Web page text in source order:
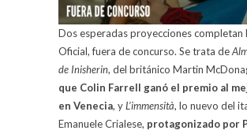
Dos esperadas proyecciones completan
Oficial, fuera de concurso. Se trata de
de Inisherin, del británico Martin
que Colin Farrell ganó el premio al
en Venecia, yL’immensità, lo nuevo del
Emanuele Crialese, protagonizado por